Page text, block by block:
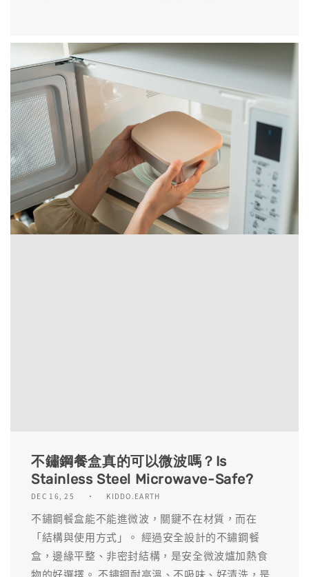
不鏽鋼餐盒真的可以微波嗎？Is
Stainless Steel Microwave-Safe?
DEC 16, 25 KIDDO.EARTH
不鏽鋼餐盒能不能進微波，關鍵不在材質，而在
「結構與使用方式」。 經過安全設計的不鏽鋼餐
盒，邊緣平整、非密封結構，是安全微波爐加熱食
物的好選擇。 不鏽鋼耐高溫、不吸味、好清洗，是